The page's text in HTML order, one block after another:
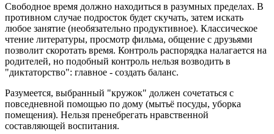
Свободное время должно находиться в разумных пределах. В
противном случае подросток будет скучать, затем искать
любое занятие (необязательно продуктивное). Классическое
чтение литературы, просмотр фильма, общение с друзьями
позволит скоротать время. Контроль распорядка налагается на
родителей, но подобный контроль нельзя возводить в
"диктаторство": главное - создать баланс.
Разумеется, выбранный "кружок" должен сочетаться с
повседневной помощью по дому (мытьё посуды, уборка
помещения). Нельзя пренебрегать нравственной
составляющей воспитания.